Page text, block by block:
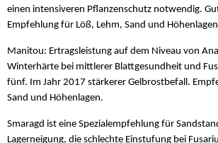
einen intensiveren Pflanzenschutz notwendig.
Empfehlung für Löß, Lehm, Sand und
Manitou: Ertragsleistung auf dem Niveau von
Winterhärte bei mittlerer Blattgesundheit und
fünf. Im Jahr 2017 stärkerer Gelbrostbefall.
Sand und Höhenlagen.
Smaragd ist eine Spezialempfehlung für
Lagerneigung, die schlechte Einstufung bei